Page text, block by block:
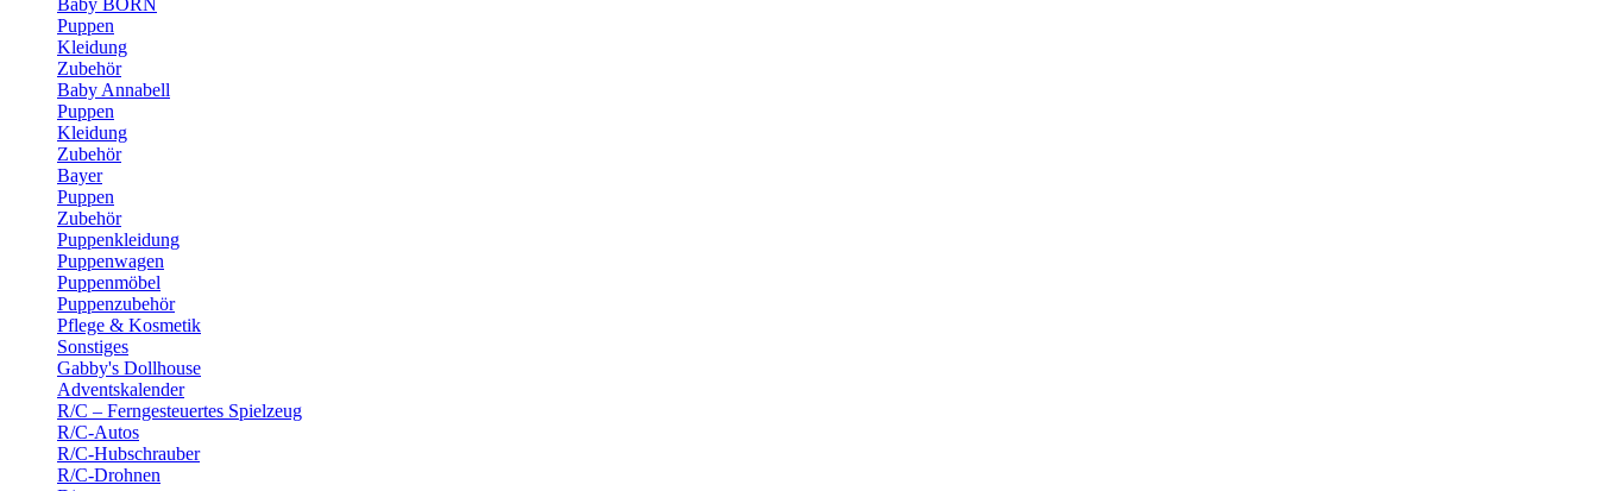
Baby BORN
Puppen
Kleidung
Zubehör
Baby Annabell
Puppen
Kleidung
Zubehör
Bayer
Puppen
Zubehör
Puppenkleidung
Puppenwagen
Puppenmöbel
Puppenzubehör
Pflege & Kosmetik
Sonstiges
Gabby's Dollhouse
Adventskalender
R/C – Ferngesteuertes Spielzeug
R/C-Autos
R/C-Hubschrauber
R/C-Drohnen